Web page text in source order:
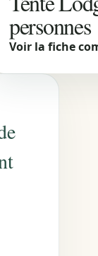
personnes
Voir la fiche